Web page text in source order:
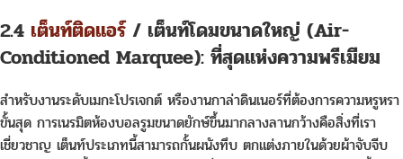
2.4 เต็นท์ติดแอร์/ เต็นท์โดมขนาดใหญ่ (Air-
Conditioned Marquee): ที่สุดแห่งความพรีเมียม
สำหรับงานระดับเมกะโปรเจกต์ หรืองานกาล่าดินเนอร์ที่ต้องการความหรูหรา
ขั้นสุด การเนรมิตห้องบอลรูมขนาดยักษ์ขึ้นมากลางลานกว้างคือสิ่งที่เรา
เชี่ยวชาญ เต็นท์ประเภทนี้สามารถกั้นผนังทึบ ตกแต่งภายในด้วยผ้าจับจีบ